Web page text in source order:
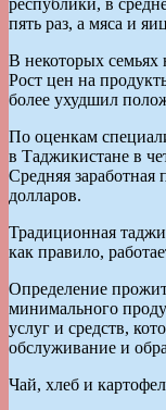
пять раз, а мяса и
В некоторых семьях
Рост цен на
более ухудшил
По оценкам
в Таджикистане в
Средняя заработная
долларов.
Традиционная
как правило,
Определение
минимального
услуг и средств,
обслуживание и
Чай, хлеб и